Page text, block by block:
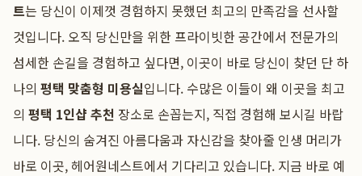
트는 당신이 이제껏 경험하지 못했던 최고의 만족감을 선사할
것입니다. 오직 당신만을 위한 프라이빗한 공간에서 전문가의
섬세한 손길을 경험하고 싶다면, 이곳이 바로 당신이 찾던 단 하
나의 평택 맞춤형 미용실입니다. 수많은 이들이 왜 이곳을 최고
의 평택 1인샵 추천 장소로 손꼽는지, 직접 경험해 보시길 바랍
니다. 당신의 숨겨진 아름다움과 자신감을 찾아줄 인생 머리가
바로 이곳, 헤어원네스트에서 기다리고 있습니다. 지금 바로 예